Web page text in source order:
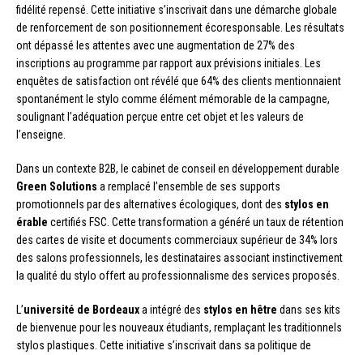
fidélité repensé. Cette initiative s’inscrivait dans une démarche globale
de renforcement de son positionnement écoresponsable. Les résultats
ont dépassé les attentes avec une augmentation de 27% des
inscriptions au programme par rapport aux prévisions initiales. Les
enquêtes de satisfaction ont révélé que 64% des clients mentionnaient
spontanément le stylo comme élément mémorable de la campagne,
soulignant l’adéquation perçue entre cet objet et les valeurs de
l’enseigne.
Dans un contexte B2B, le cabinet de conseil en développement durable
Green Solutions a remplacé l’ensemble de ses supports
promotionnels par des alternatives écologiques, dont des stylos en
érable certifiés FSC. Cette transformation a généré un taux de rétention
des cartes de visite et documents commerciaux supérieur de 34% lors
des salons professionnels, les destinataires associant instinctivement
la qualité du stylo offert au professionnalisme des services proposés.
L’université de Bordeauxa intégré des stylos en hêtre dans ses kits
de bienvenue pour les nouveaux étudiants, remplaçant les traditionnels
stylos plastiques. Cette initiative s’inscrivait dans sa politique de